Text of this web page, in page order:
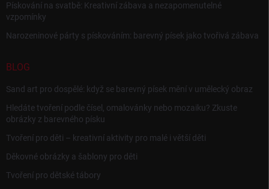
Pískování na svatbě: Kreativní zábava a nezapomenutelné
vzpomínky
Narozeninové párty s pískováním: barevný písek jako tvořivá zábava
BLOG
Sand art pro dospělé: když se barevný písek mění v umělecký obraz
Hledáte tvoření podle čísel, omalovánky nebo mozaiku? Zkuste
obrázky z barevného písku
Tvoření pro děti – kreativní aktivity pro malé i větší děti
Děkovné obrázky a šablony pro děti
Tvoření pro dětské tábory